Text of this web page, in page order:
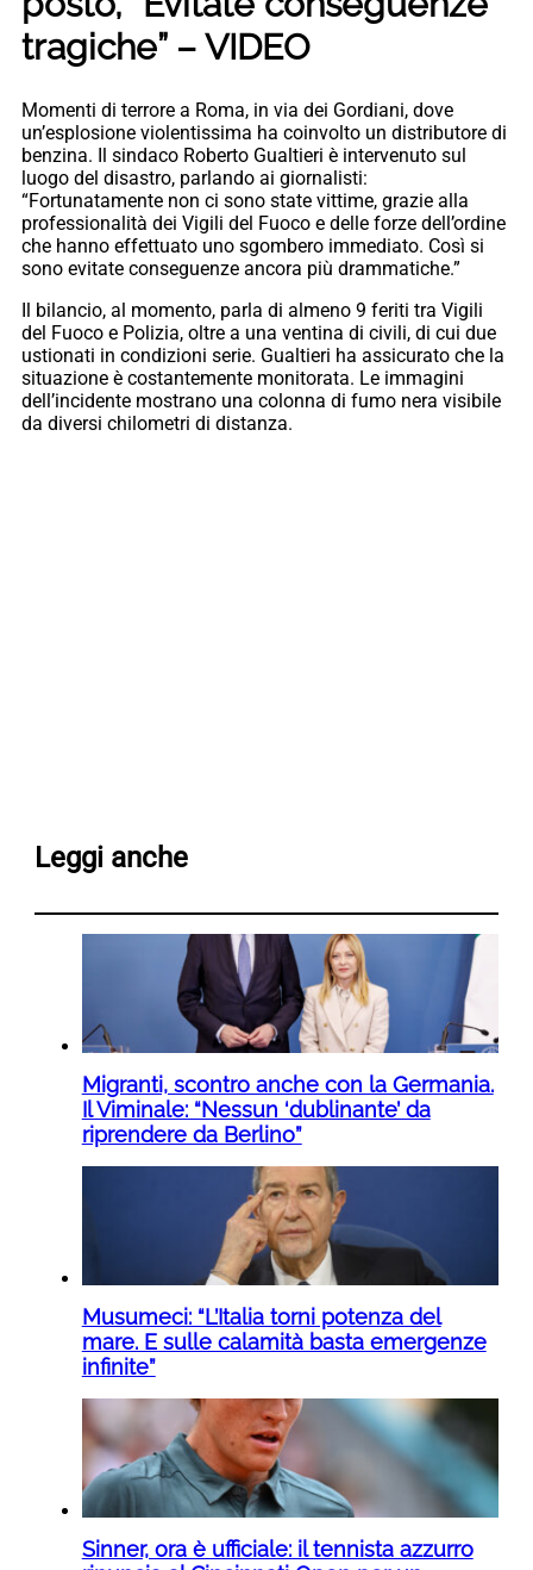
tragiche” – VIDEO
Momenti di terrore a Roma, in via dei Gordiani, dove
un’esplosione violentissima ha coinvolto un distributore di
benzina. Il sindaco Roberto Gualtieri è intervenuto sul
luogo del disastro, parlando ai giornalisti:
“Fortunatamente non ci sono state vittime, grazie alla
professionalità dei Vigili del Fuoco e delle forze dell’ordine
che hanno effettuato uno sgombero immediato. Così si
sono evitate conseguenze ancora più drammatiche.”
Il bilancio, al momento, parla di almeno 9 feriti tra Vigili
del Fuoco e Polizia, oltre a una ventina di civili, di cui due
ustionati in condizioni serie. Gualtieri ha assicurato che la
situazione è costantemente monitorata. Le immagini
dell’incidente mostrano una colonna di fumo nera visibile
da diversi chilometri di distanza.
Leggi anche
Migranti, scontro anche con la Germania.
Il Viminale: “Nessun ‘dublinante’ da
riprendere da Berlino”
Musumeci: “L’Italia torni potenza del
mare. E sulle calamità basta emergenze
infinite”
Sinner, ora è ufficiale: il tennista azzurro